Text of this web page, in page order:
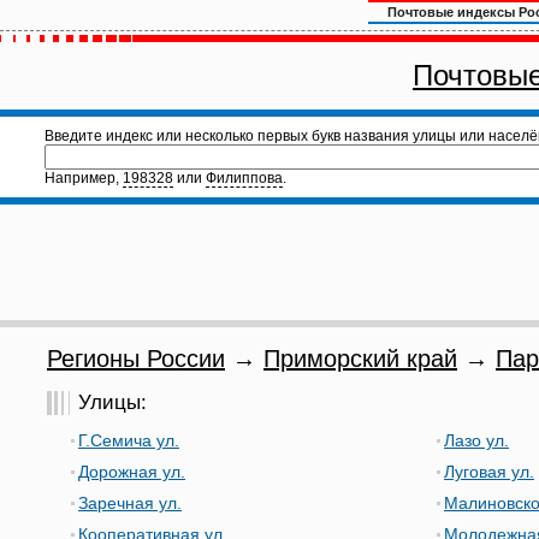
Почтовые индексы
Введите индекс или несколько первых букв названия улицы или
Например, 198328 или Филиппова.
Регионы России → Приморский край →
Улицы:
Г.Семича ул.
Дорожная ул.
Заречная ул.
Кооперативная ул.
Лазо ул.
Луговая ул.